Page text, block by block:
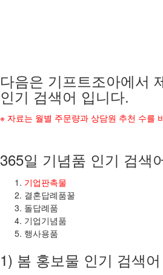
다음은 기프트조아에서
인기 검색어 입니다.
※ 자료는 월별 주문량과 상담원 추천 수를
365일 기념품 인기 검색
기업판촉물
결혼답례품꿀
돌답례품
기업기념품
행사용품
1) 봄 홍보물 인기 검색